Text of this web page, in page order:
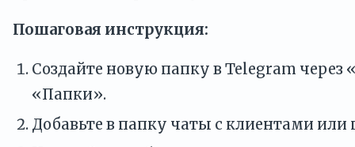
Пошаговая инструкция:
Создайте новую папку в Telegram
«Папки».
Добавьте в папку чаты с клиентами или